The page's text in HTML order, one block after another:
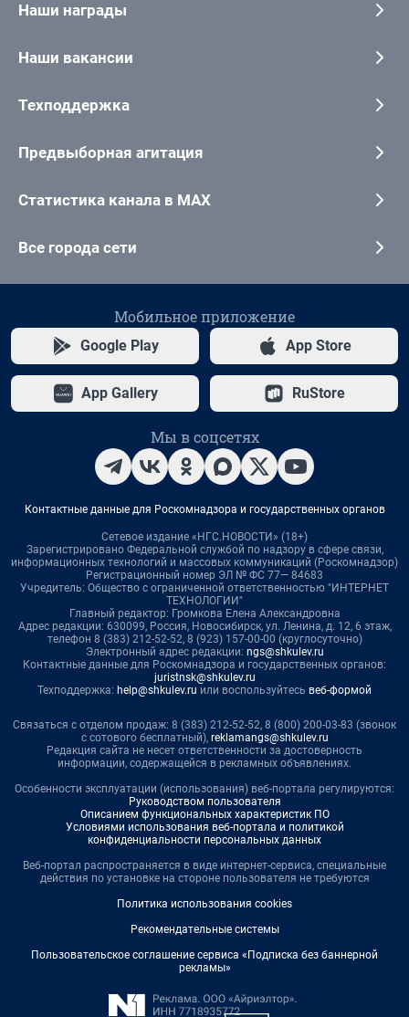
Наши награды
Наши вакансии
Техподдержка
Предвыборная агитация
Статистика канала в MAX
Все города сети
Мобильное приложение
Google Play App Store
App Gallery RuStore
Мы в соцсетях
Контактные данные для Роскомнадзора и государственных органов
Сетевое издание «НГС.НОВОСТИ» (18+)
Зарегистрировано Федеральной службой по надзору в сфере связи,
информационных технологий и массовых коммуникаций (Роскомнадзор)
Регистрационный номер ЭЛ № ФС 77— 84683
Учредитель: Общество с ограниченной ответственностью "ИНТЕРНЕТ
ТЕХНОЛОГИИ"
Главный редактор: Громкова Елена Александровна
Адрес редакции: 630099, Россия, Новосибирск, ул. Ленина, д. 12, 6 этаж,
телефон 8 (383) 212-52-52, 8 (923) 157-00-00 (круглосуточно)
Электронный адрес редакции: ngs@shkulev.ru
Контактные данные для Роскомнадзора и государственных органов:
juristnsk@shkulev.ru
Техподдержка: help@shkulev.ru или воспользуйтесь веб-формой
Связаться с отделом продаж: 8 (383) 212-52-52, 8 (800) 200-03-83 (звонок
с сотового бесплатный), reklamangs@shkulev.ru
Редакция сайта не несет ответственности за достоверность
информации, содержащейся в рекламных объявлениях.
Особенности эксплуатации (использования) веб-портала регулируются:
Руководством пользователя
Описанием функциональных характеристик ПО
Условиями использования веб-портала и политикой
конфиденциальности персональных данных
Веб-портал распространяется в виде интернет-сервиса, специальные
действия по установке на стороне пользователя не требуются
Политика использования cookies
Рекомендательные системы
Пользовательское соглашение сервиса «Подписка без баннерной
рекламы»